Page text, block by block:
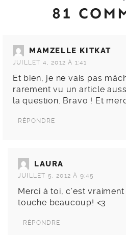
81
MAMZELLE KITKAT
JUILLET 4, 2012 À 1:41
Et bien, je ne vais pas
rarement vu un article
la question. Bravo ! Et
RÉPONDRE
LAURA
JUILLET 5, 2012 À 9:45
Merci à toi, c’est
touche beaucoup! <3
RÉPONDRE